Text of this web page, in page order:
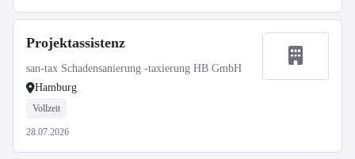
Projektassistenz
san-tax Schadensanierung -taxierung HB GmbH
Hamburg
Vollzeit
28.07.2026